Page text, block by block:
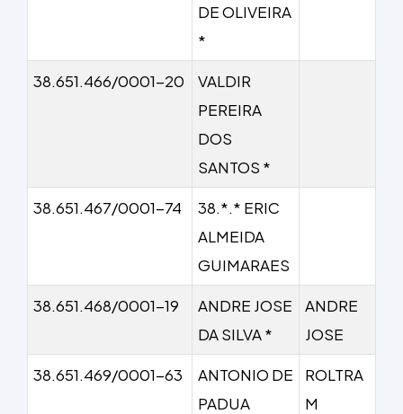
DE OLIVEIRA
*
38.651.466/0001-20
VALDIR
PEREIRA
DOS
SANTOS *
38.651.467/0001-74
38.*.* ERIC
ALMEIDA
GUIMARAES
38.651.468/0001-19
ANDRE JOSE
DA SILVA *
ANDRE
JOSE
38.651.469/0001-63
ANTONIO DE
PADUA
ROLTRA
M